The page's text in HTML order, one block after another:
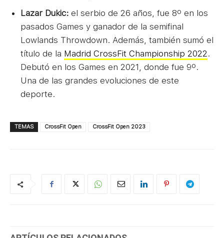
Lazar Dukic: el serbio de 26 años, fue 8º en los
pasados Games y ganador de la semifinal
Lowlands Throwdown. Además, también sumó el
título de la Madrid CrossFit Championship 2022 .
Debutó en los Games en 2021, donde fue 9º.
Una de las grandes evoluciones de este
deporte.
TEMAS CrossFit Open CrossFit Open 2023